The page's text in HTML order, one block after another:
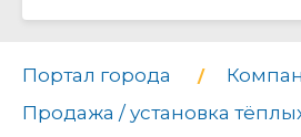
Портал города
Продажа / установка